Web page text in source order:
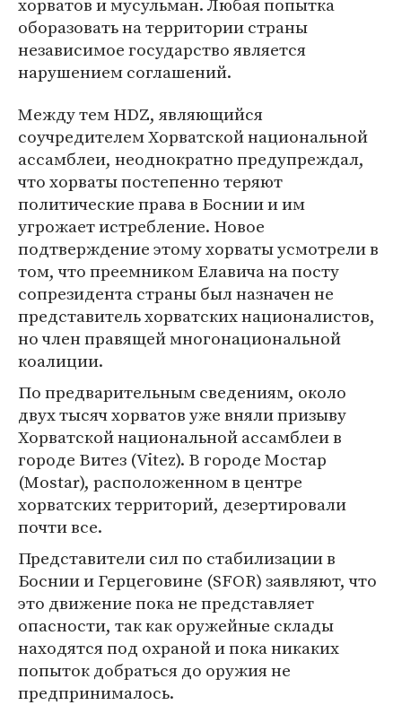
оборазовать на территории страны
независимое государство является
нарушением соглашений.
Между тем HDZ, являющийся
соучредителем Хорватской национальной
ассамблеи, неоднократно предупреждал,
что хорваты постепенно теряют
политические права в Боснии и им
угрожает истребление. Новое
подтверждение этому хорваты усмотрели в
том, что преемником Елавича на посту
сопрезидента страны был назначен не
представитель хорватских националистов,
но член правящей многонациональной
коалиции.
По предварительным сведениям, около
двух тысяч хорватов уже вняли призыву
Хорватской национальной ассамблеи в
городе Витез (Vitez). В городе Мостар
(Mostar), расположенном в центре
хорватских территорий, дезертировали
почти все.
Представители сил по стабилизации в
Боснии и Герцеговине (SFOR) заявляют, что
это движение пока не представляет
опасности, так как оружейные склады
находятся под охраной и пока никаких
попыток добраться до оружия не
предпринималось.